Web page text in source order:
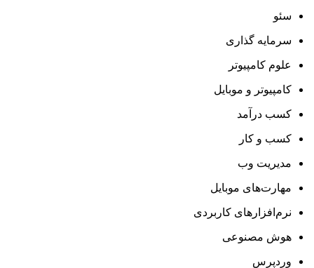
سئو
سرمایه گذاری
علوم کامپیوتر
کامپیوتر و موبایل
کسب درآمد
کسب و کار
مدیریت وب
مهارت‌های موبایل
نرم‌افزارهای کاربردی
هوش مصنوعی
وردپرس